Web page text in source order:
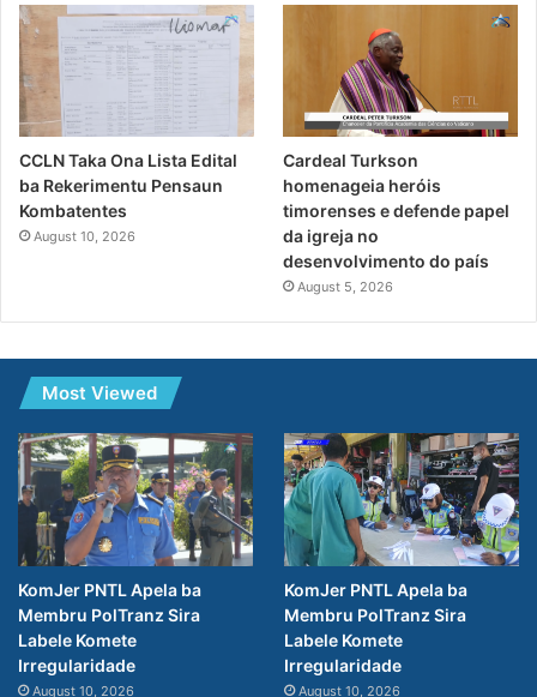
CCLN Taka Ona Lista Edital
ba Rekerimentu Pensaun
Kombatentes
August 10, 2026
Cardeal Turkson
homenageia heróis
timorenses e defende papel
da igreja no
desenvolvimento do país
August 5, 2026
Most Viewed
KomJer PNTL Apela ba
Membru PolTranz Sira
Labele Komete
Irregularidade
August 10, 2026
KomJer PNTL Apela ba
Membru PolTranz Sira
Labele Komete
Irregularidade
August 10, 2026